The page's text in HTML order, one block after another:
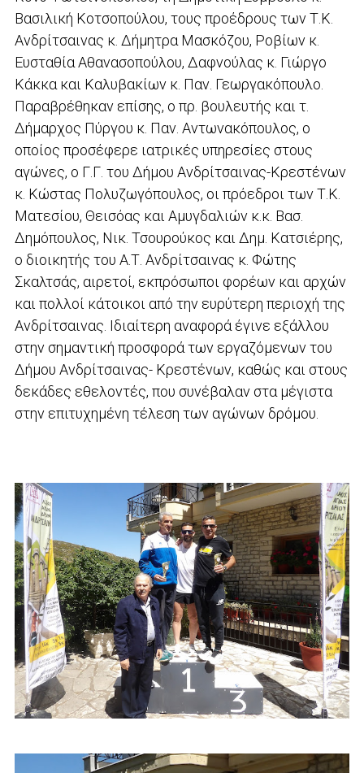
Βασιλική Κοτσοπούλου, τους προέδρους των Τ.Κ.
Ανδρίτσαινας κ. Δήμητρα Μασκόζου, Ροβίων κ.
Ευσταθία Αθανασοπούλου, Δαφνούλας κ. Γιώργο
Κάκκα και Καλυβακίων κ. Παν. Γεωργακόπουλο.
Παραβρέθηκαν επίσης, ο πρ. βουλευτής και τ.
Δήμαρχος Πύργου κ. Παν. Αντωνακόπουλος, ο
οποίος προσέφερε ιατρικές υπηρεσίες στους
αγώνες, ο Γ.Γ. του Δήμου Ανδρίτσαινας-Κρεστένων
κ. Κώστας Πολυζωγόπουλος, οι πρόεδροι των Τ.Κ.
Ματεσίου, Θεισόας και Αμυγδαλιών κ.κ. Βασ.
Δημόπουλος, Νικ. Τσουρούκος και Δημ. Κατσιέρης,
ο διοικητής του Α.Τ. Ανδρίτσαινας κ. Φώτης
Σκαλτσάς, αιρετοί, εκπρόσωποι φορέων και αρχών
και πολλοί κάτοικοι από την ευρύτερη περιοχή της
Ανδρίτσαινας. Ιδιαίτερη αναφορά έγινε εξάλλου
στην σημαντική προσφορά των εργαζόμενων του
Δήμου Ανδρίτσαινας- Κρεστένων, καθώς και στους
δεκάδες εθελοντές, που συνέβαλαν στα μέγιστα
στην επιτυχημένη τέλεση των αγώνων δρόμου.